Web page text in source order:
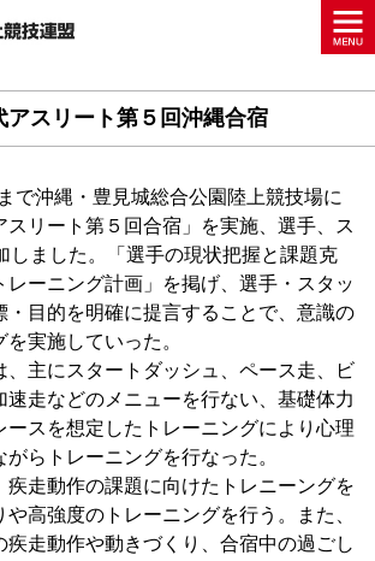
アスリート第５回沖縄合宿
で沖縄・豊見城総合公園陸上競技場に
スリート第５回合宿」を実施、選手、ス
しました。「選手の現状把握と課題克
レーニング計画」を掲げ、選手・スタッ
・目的を明確に提言することで、意識の
実施していった。
、主にスタートダッシュ、ペース走、ビ
速走などのメニューを行ない、基礎体力
ースを想定したトレーニングにより心理
らトレーニングを行なった。
疾走動作の課題に向けたトレニーングを
高強度のトレーニングを行う。また、
疾走動作や動きづくり、合宿中の過ごし